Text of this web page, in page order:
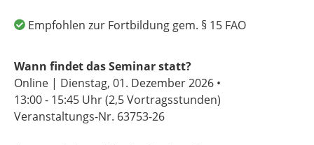
Empfohlen zur Fortbildung gem. § 15 FAO
Wann findet das Seminar statt?
Online | Dienstag, 01. Dezember 2026 •
13:00 - 15:45 Uhr(2,5 Vortragsstunden)
Veranstaltungs-Nr. 63753-26